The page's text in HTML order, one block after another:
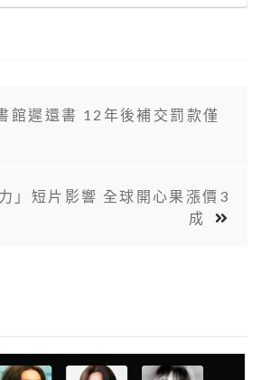
館遲還書 12年後補交罰款僅
」短片影響 全球開心果漲價3
成